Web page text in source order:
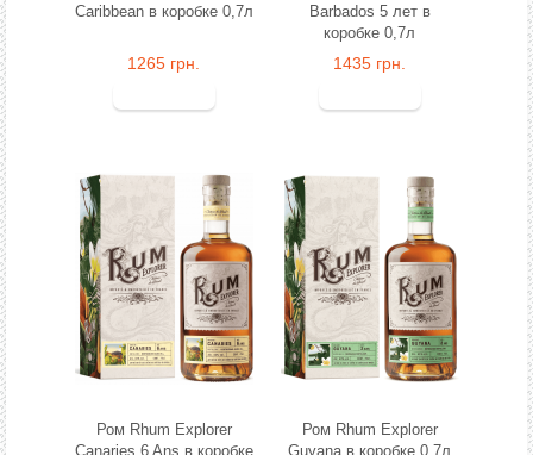
Caribbean в коробке 0,7л
1265 грн.
Barbados 5 лет в
коробке 0,7л
1435 грн.
Ром Rhum Explorer
Canaries 6 Ans в коробке
Ром Rhum Explorer
Guyana в коробке 0,7л